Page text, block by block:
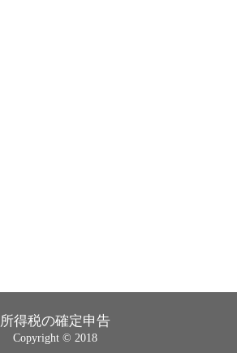
所得税の確定申告
Copyright © 2018